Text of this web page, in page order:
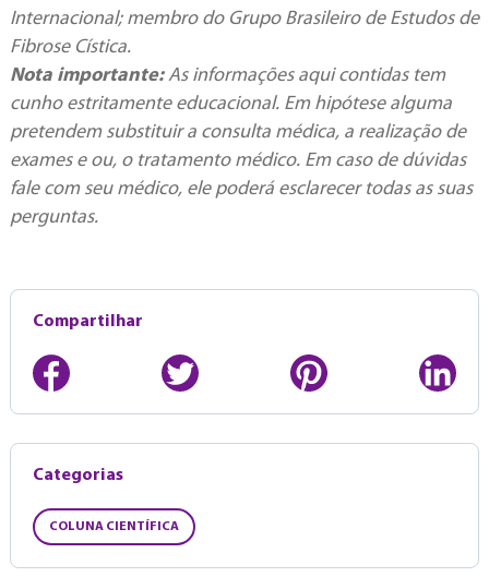
Internacional; membro do Grupo Brasileiro de Estudos de
Fibrose Cística.
Nota importante:As informações aqui contidas tem
cunho estritamente educacional. Em hipótese alguma
pretendem substituir a consulta médica, a realização de
exames e ou, o tratamento médico. Em caso de dúvidas
fale com seu médico, ele poderá esclarecer todas as suas
perguntas.
Compartilhar
Categorias
COLUNA CIENTÍFICA